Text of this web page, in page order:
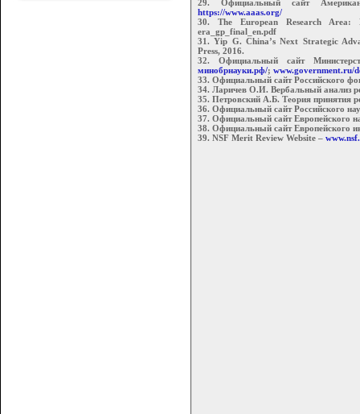
29. Официальный сайт
https://www.aaas.org/
30. The European Research
era_gp_final_en.pdf
31. Yip G. China’s Next Strategic
Press, 2016.
32. Официальный сайт
минобрнауки.рф/; www.government.ru/
33. Официальный сайт Российского
34. Ларичев О.И. Вербальный анализ
35. Петровский А.Б. Теория принятия
36. Официальный сайт Российского
37. Официальный сайт Европейского
38. Официальный сайт Европейского
39. NSF Merit Review Website –